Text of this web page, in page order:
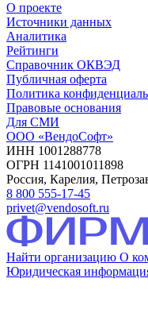
О проекте
Источники данных
Аналитика
Рейтинги
Справочник ОКВЭД
Публичная оферта
Политика
Правовые основания
Для СМИ
ООО «ВендоСофт»
ИНН 1001288778
ОГРН 1141001011898
Россия, Карелия,
8 800 555-17-45
privet@vendosoft.ru
Найти организацию О
Юридическая